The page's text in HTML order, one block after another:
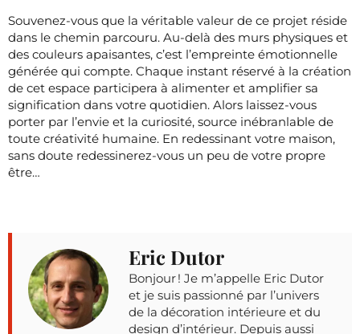
Souvenez-vous que la véritable valeur de ce projet réside
dans le chemin parcouru. Au-delà des murs physiques et
des couleurs apaisantes, c’est l’empreinte émotionnelle
générée qui compte. Chaque instant réservé à la création
de cet espace participera à alimenter et amplifier sa
signification dans votre quotidien. Alors laissez-vous
porter par l’envie et la curiosité, source inébranlable de
toute créativité humaine. En redessinant votre maison,
sans doute redessinerez-vous un peu de votre propre
être…
Eric Dutor
Bonjour ! Je m’appelle Eric Dutor
et je suis passionné par l’univers
de la décoration intérieure et du
design d’intérieur. Depuis aussi